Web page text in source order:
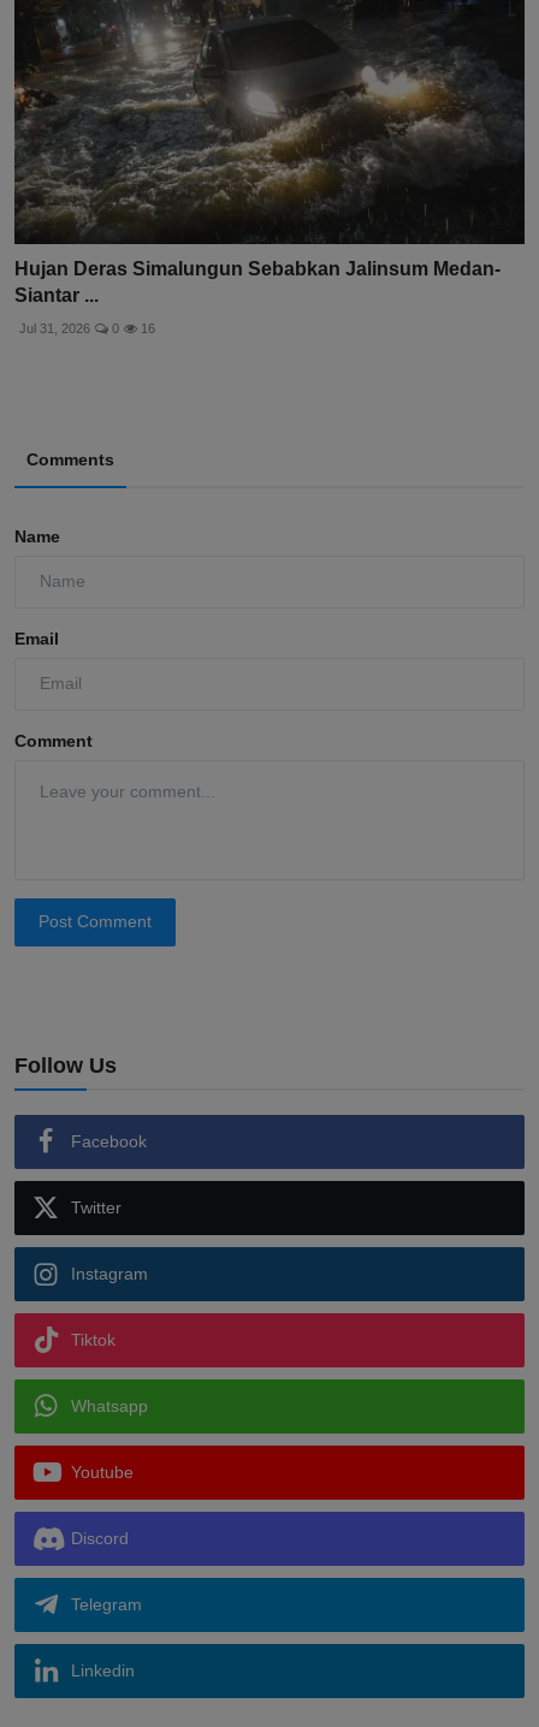
Hujan Deras Simalungun Sebabkan Jalinsum Medan-
Siantar ...
Jul 31, 2026 0 16
Comments
Name
Email
Comment
Post Comment
Follow Us
Facebook
Twitter
Instagram
Tiktok
Whatsapp
Youtube
Discord
Telegram
Linkedin